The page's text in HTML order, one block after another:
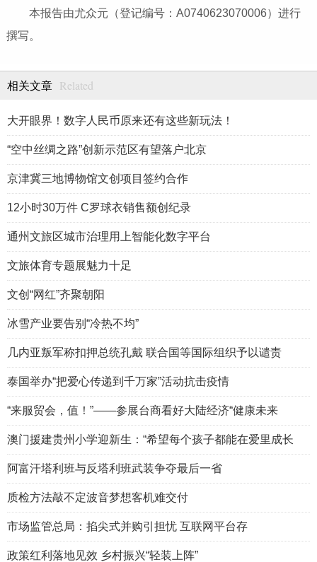
本报告由尤众元（登记编号：A0740623070006）进行
撰写。
相关文章 Related
大开眼界！数字人民币原来还有这些新玩法！
“空中丝绸之路”创新示范区有望落户北京
京津冀三地博物馆文创项目签约合作
12小时30万件 C罗球衣销售额创纪录
通州文旅区城市治理用上智能化数字平台
文旅体育专题展魅力十足
文创“网红”齐聚朝阳
冰雪产业要告别“冷热不均”
几内亚叛军称扣押总统孔戴 联合国等国际组织予以谴责
泰国举办“把爱心传递到千万家”活动抗击疫情
“来服贸会，值！”——参展台商看好大陆经济“健康未来
澳门援建贵州小学迎新生：“希望每个孩子都能在爱里成长
阿富汗塔利班与反塔利班武装争夺最后一省
质检方法敲不定波音梦想客机难交付
市场监管总局：掐尖式并购引担忧 互联网平台存
政策红利落地见效 乡村振兴“轻装上阵”